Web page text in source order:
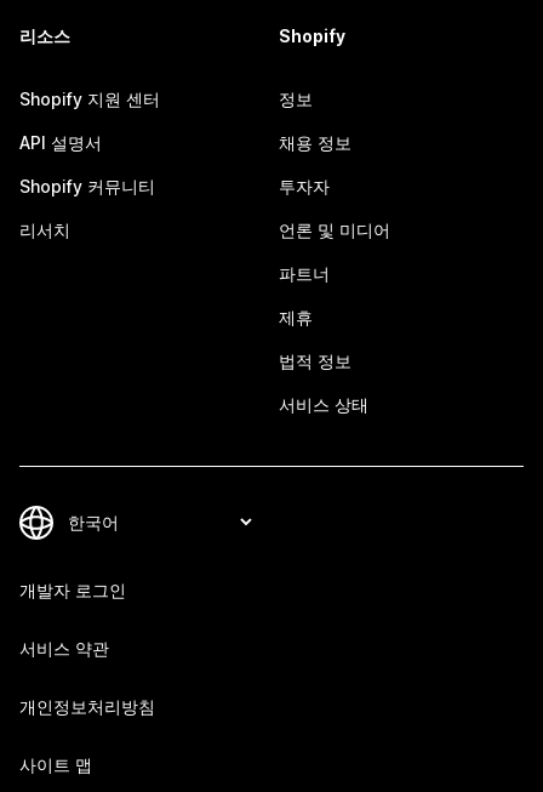
리소스
Shopify 지원 센터
API 설명서
Shopify 커뮤니티
리서치
Shopify
정보
채용 정보
투자자
언론 및 미디어
파트너
제휴
법적 정보
서비스 상태
개발자 로그인
서비스 약관
개인정보처리방침
사이트 맵